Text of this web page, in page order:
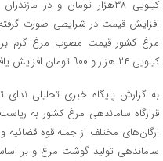
افزایش قیمت در شرایطی صورت
کیلویی ۲۴ هزار و ۹۰۰ تومان افزایش یافت.
به گزارش پایگاه خبری تحلیلی ندای
قرارگاه ساماندهی مرغ کشور به
ارگان‌های مختلف از جمله قوه
ساماندهی تولید گوشت مرغ و بر